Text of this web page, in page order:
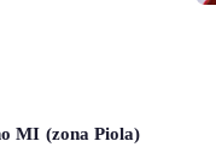
MI (zona Piola)